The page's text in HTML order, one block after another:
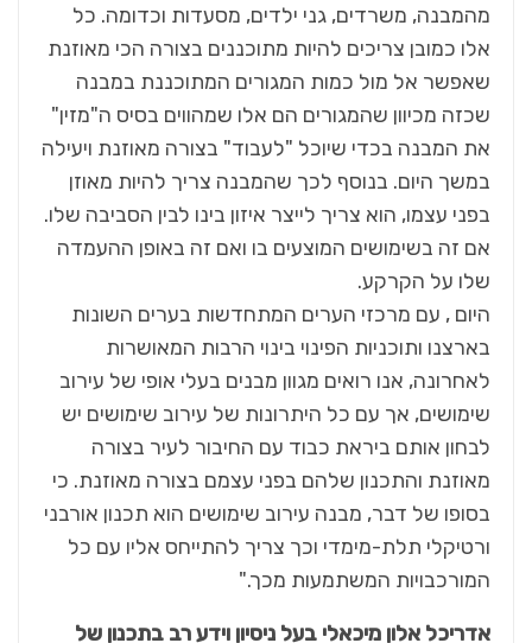
מהמבנה, משרדים, גני ילדים, מסעדות וכדומה. כל
אלו כמובן צריכים להיות מתוכננים בצורה הכי מאוזנת
שאפשר אל מול כמות המגורים המתוכננת במבנה
שכזה מכיוון שהמגורים הם אלו שמהווים בסיס ה"מזין"
את המבנה בכדי שיוכל "לעבוד" בצורה מאוזנת ויעילה
במשך היום. בנוסף לכך שהמבנה צריך להיות מאוזן
בפני עצמו, הוא צריך לייצר איזון בינו לבין הסביבה שלו.
אם זה בשימושים המוצעים בו ואם זה באופן ההעמדה
שלו על הקרקע.
היום , עם מרכזי הערים המתחדשות בערים השונות
בארצנו ותוכניות הפינוי בינוי הרבות המאושרות
לאחרונה, אנו רואים מגוון מבנים בעלי אופי של עירוב
שימושים, אך עם כל היתרונות של עירוב שימושים יש
לבחון אותם ביראת כבוד עם החיבור לעיר בצורה
מאוזנת והתכנון שלהם בפני עצמם בצורה מאוזנת. כי
בסופו של דבר, מבנה עירוב שימושים הוא תכנון אורבני
ורטיקלי תלת-מימדי וכך צריך להתייחס אליו עם כל
המורכבויות המשתמעות מכך."
אדריכל אלון מיכאלי בעל ניסיון וידע רב בתכנון של